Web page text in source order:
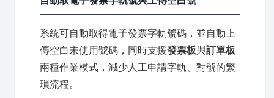
系統可自動取得電子發票字軌號碼，並自動上
傳空白未使用號碼，同時支援發票板與訂單板
兩種作業模式，減少人工申請字軌、對號的繁
瑣流程。